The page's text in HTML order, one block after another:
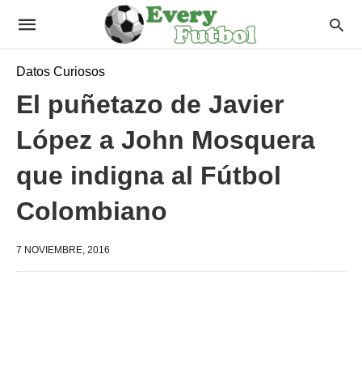
Datos Curiosos
El puñetazo de Javier
López a John Mosquera
que indigna al Fútbol
Colombiano
7 NOVIEMBRE, 2016